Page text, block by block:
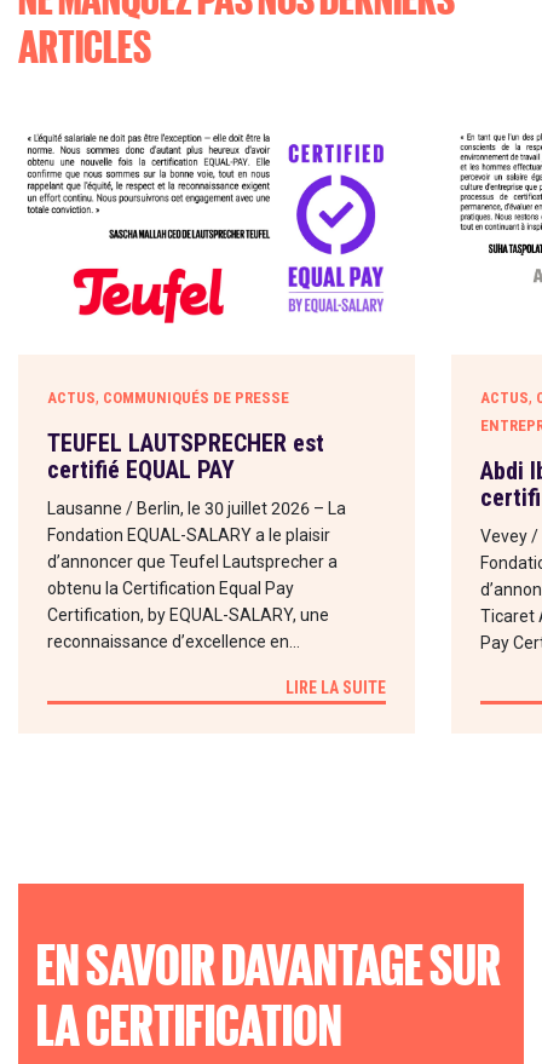
ARTICLES
ACTUS, COMMUNIQUÉS DE PRESSE
TEUFEL LAUTSPRECHER est
certifié EQUAL PAY
Lausanne / Berlin, le 30 juillet 2026 – La
Fondation EQUAL-SALARY a le plaisir
d’annoncer que Teufel Lautsprecher a
obtenu la Certification Equal Pay
Certification, by EQUAL-SALARY, une
reconnaissance d’excellence en…
LIRE LA SUITE
ACTUS,
Abdi
Vevey /
Ticaret
Pay
EN SAVOIR DAVANTAGE SUR
LA CERTIFICATION